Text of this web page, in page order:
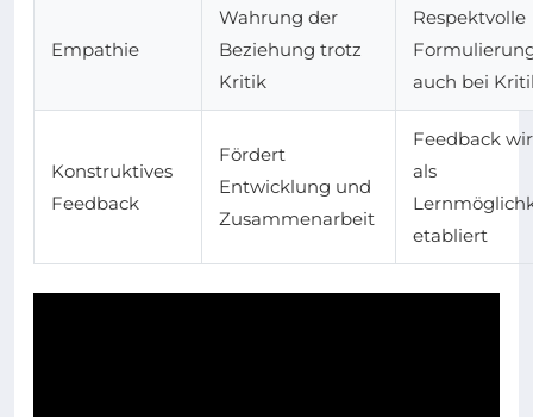
Empathie
Wahrung der
Beziehung trotz
Kritik
Respektvolle
auch bei
Konstruktives
Feedback
Fördert
Entwicklung und
Zusammenarbeit
Feedback
als
etabliert